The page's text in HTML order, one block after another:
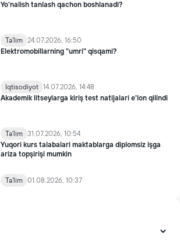
Yo’nalish tanlash qachon boshlanadi?
Ta'lim 24.07.2026, 16:50
Elektromobillarning "umri" qisqami?
Iqtisodiyot 14.07.2026, 14:48
Akademik litseylarga kiriş test natijalari e'lon qilindi
Ta'lim 31.07.2026, 10:54
Yuqori kurs talabalari maktablarga diplomsiz işga
ariza topşirişi mumkin
Ta'lim 01.08.2026, 10:37